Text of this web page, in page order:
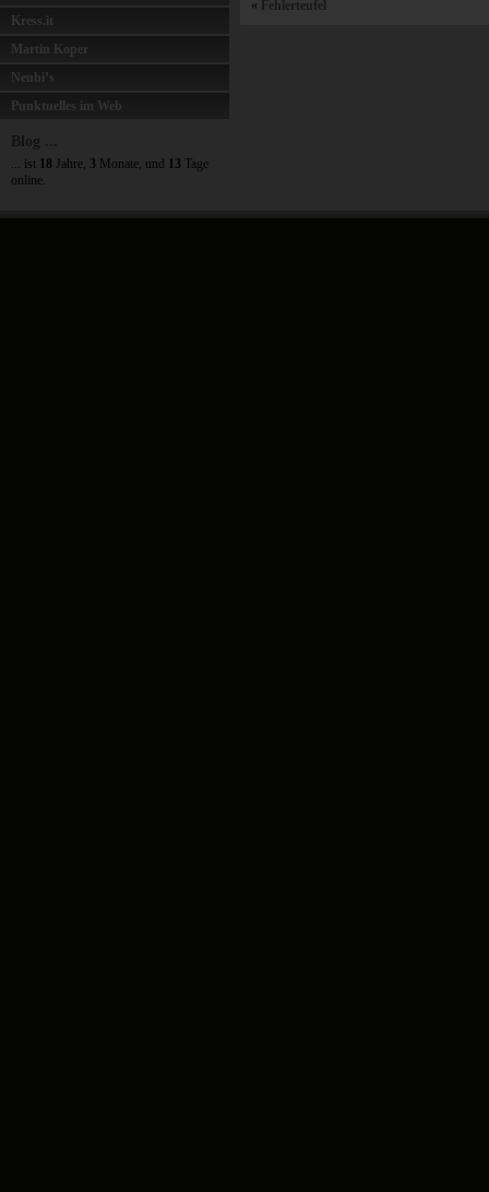
Kress.it
Martin Koper
Neubi’s
Punktuelles im Web
Blog ...
... ist 18 Jahre, 3 Monate, und 13 Tage
online.
« Fehlerteufel